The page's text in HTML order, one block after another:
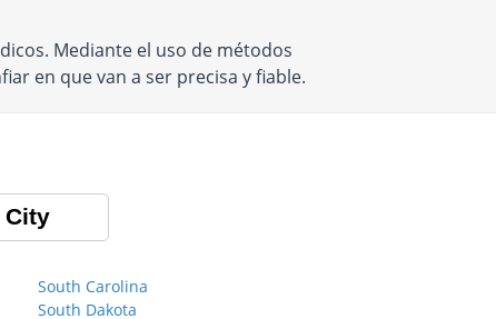
Mediante el uso de métodos
en que van a ser precisa y fiable.
City
South Carolina
South Dakota